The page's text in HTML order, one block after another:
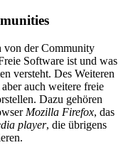
von der Community
Software ist und was
versteht. Des Weiteren
aber auch weitere freie
Dazu gehören
Mozilla Firefox, das
player, die übrigens